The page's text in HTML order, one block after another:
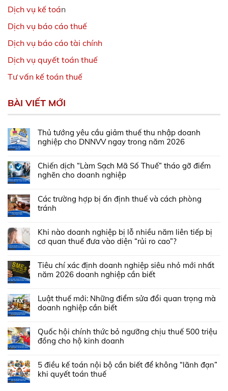
Dịch vụ kế toán
Dịch vụ báo cáo thuế
Dịch vụ báo cáo tài chính
Dịch vụ quyết toán thuế
Tư vấn kế toán thuế
BÀI VIẾT MỚI
Thủ tướng yêu cầu giảm thuế thu nhập doanh
nghiệp cho DNNVV ngay trong năm 2026
Chiến dịch “Làm Sạch Mã Số Thuế” tháo gỡ điểm
nghẽn cho doanh nghiệp
Các trường hợp bị ấn định thuế và cách phòng
tránh
Khi nào doanh nghiệp bị lỗ nhiều năm liên tiếp bị
cơ quan thuế đưa vào diện “rủi ro cao”?
Tiêu chí xác định doanh nghiệp siêu nhỏ mới nhất
năm 2026 doanh nghiệp cần biết
Luật thuế mới: Những điểm sửa đổi quan trọng mà
doanh nghiệp cần biết
Quốc hội chính thức bỏ ngưỡng chịu thuế 500 triệu
đồng cho hộ kinh doanh
5 điều kế toán nội bộ cần biết để không “lãnh đạn”
khi quyết toán thuế